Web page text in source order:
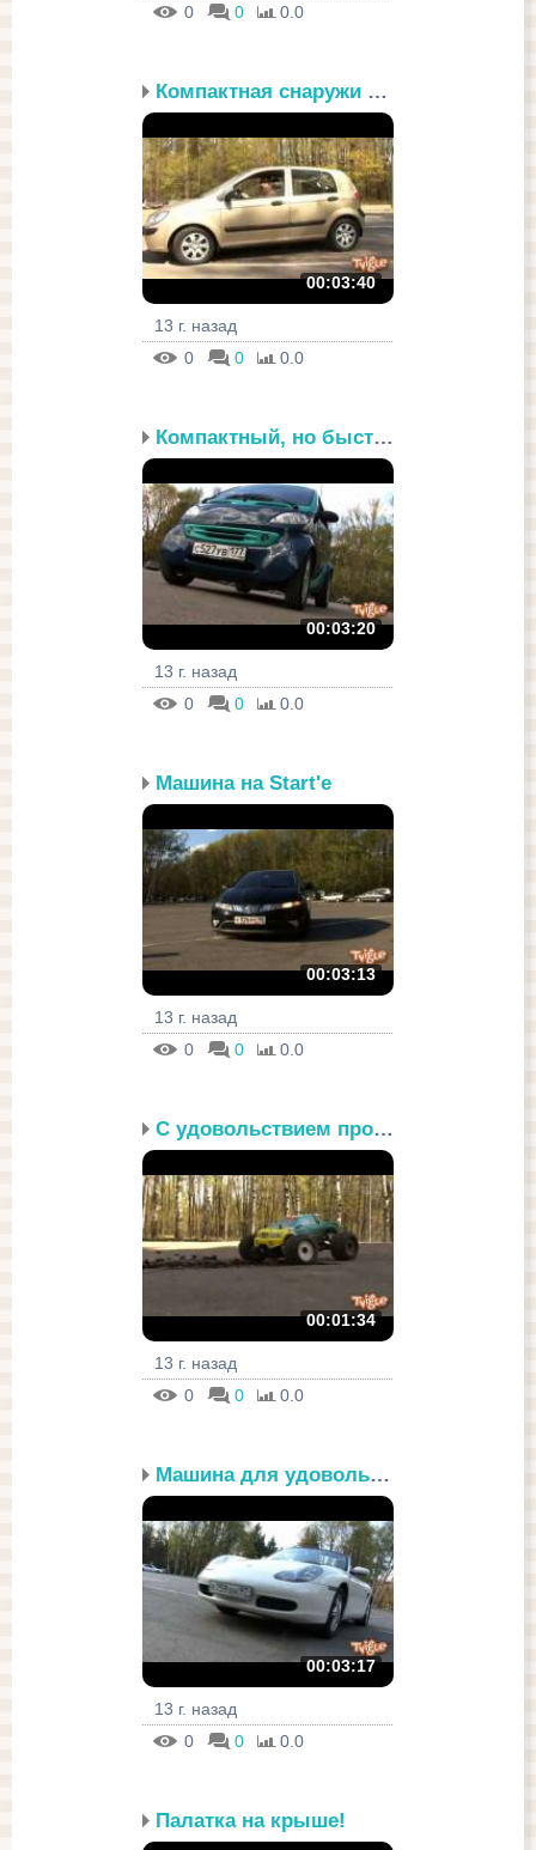
0
0 0.0
Компактная снаружи - пр...
00:03:40
13 г. назад
0
0 0.0
Компактный, но быстрый ...
00:03:20
13 г. назад
0
0 0.0
Машина на Start'е
00:03:13
13 г. назад
0
0 0.0
С удовольствием прокачу!
00:01:34
13 г. назад
0
0 0.0
Машина для удовольствия
00:03:17
13 г. назад
0
0 0.0
Палатка на крыше!